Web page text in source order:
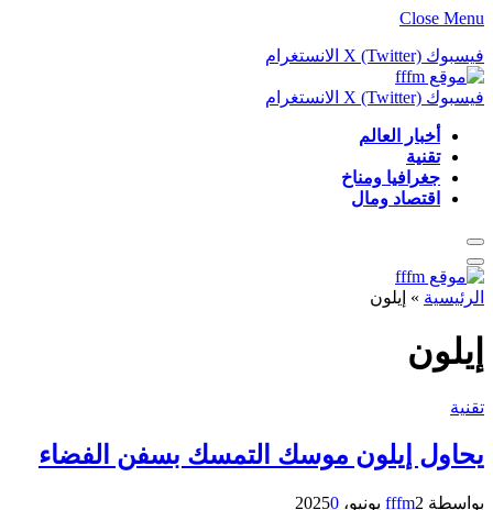
Close Menu
فيسبوك X (Twitter) الانستغرام
فيسبوك X (Twitter) الانستغرام
أخبار العالم
تقنية
جغرافيا ومناخ
اقتصاد ومال
الرئيسية»إيلون
إيلون
تقنية
يحاول إيلون موسك التمسك بسفن الفضاء
بواسطة fffm 2 يونيو، 2025 0